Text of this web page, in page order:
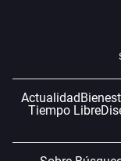
Actualidad
Tiempo Libre